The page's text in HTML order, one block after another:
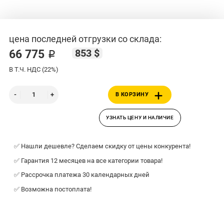
цена последней отгрузки со склада:
66 775 ₽ 853 $
В Т.Ч. НДС (22%)
В КОРЗИНУ
УЗНАТЬ ЦЕНУ И НАЛИЧИЕ
✅ Нашли дешевле? Сделаем скидку от цены конкурента!
✅ Гарантия 12 месяцев на все категории товара!
✅ Рассрочка платежа 30 календарных дней
✅ Возможна постоплата!